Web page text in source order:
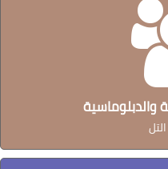
والدبلوماسية